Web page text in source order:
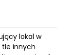
lokal w
tle innych